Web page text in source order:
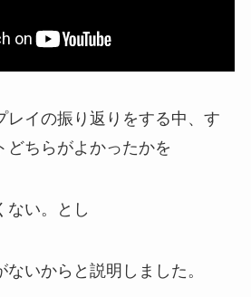
レイの振り返りをする中、す
どちらがよかったかを
ない。とし
ないから と説明しました。